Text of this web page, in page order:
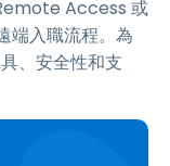
Access 或
入職流程。為
、安全性和支